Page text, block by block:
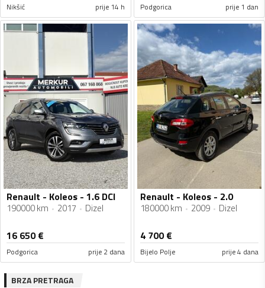
Nikšić prije 14 h Podgorica prije 1 dan
Renault - Koleos - 1.6 DCI
190000 km 2017 Dizel
16 650€
Podgorica prije 2 dana
Renault - Koleos - 2.0
180000 km 2009 Dizel
4 700€
Bijelo Polje prije 4 dana
BRZA PRETRAGA